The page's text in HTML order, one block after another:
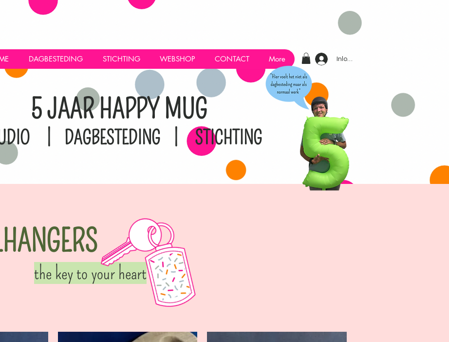
DAGBESTEDING STICHTING WEBSHOP CONTACT More Inloggen
| DAGBESTEDING | STICHTING
5 JAAR HAPPY MUG
the key to your heart